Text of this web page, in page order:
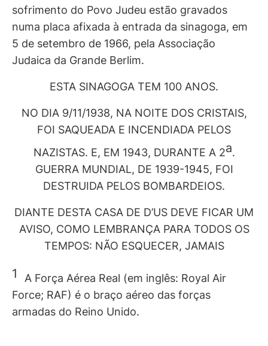
sofrimento do Povo Judeu estão gravados
numa placa afixada à entrada da sinagoga, em
5 de setembro de 1966, pela Associação
Judaica da Grande Berlim.
ESTA SINAGOGA TEM 100 ANOS.
NO DIA 9/11/1938, NA NOITE DOS CRISTAIS,
FOI SAQUEADA E INCENDIADA PELOS
NAZISTAS. E, EM 1943, DURANTE A 2a.
GUERRA MUNDIAL, DE 1939-1945, FOI
DESTRUIDA PELOS BOMBARDEIOS.
DIANTE DESTA CASA DE D’US DEVE FICAR UM
AVISO, COMO LEMBRANÇA PARA TODOS OS
TEMPOS: NÃO ESQUECER, JAMAIS
1 A Força Aérea Real (em inglês: Royal Air
Force; RAF) é o braço aéreo das forças
armadas do Reino Unido.